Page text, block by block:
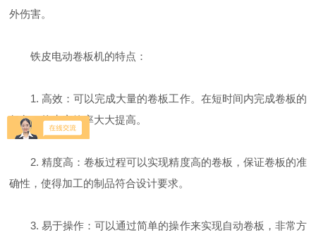
外伤害。
铁皮电动卷板机的特点：
1. 高效：可以完成大量的卷板工作。在短时间内完成卷板的
任务，使生产效率大大提高。
2. 精度高：卷板过程可以实现精度高的卷板，保证卷板的准
确性，使得加工的制品符合设计要求。
3. 易于操作：可以通过简单的操作来实现自动卷板，非常方